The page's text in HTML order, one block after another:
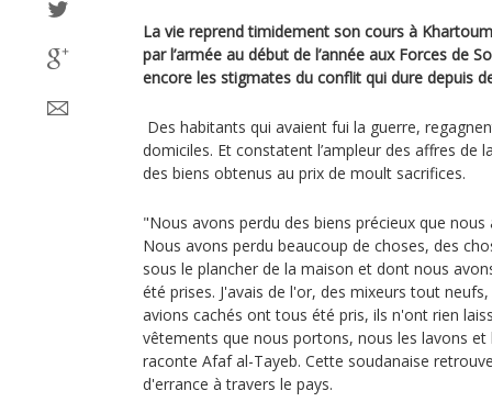
La vie reprend timidement son cours à
par l’armée au début de l’année aux Forces de
encore les stigmates du conflit qui dure depuis
Des habitants qui avaient fui la guerre,
domiciles. Et constatent l’ampleur des affres de
des biens obtenus au prix de moult sacrifices.
"Nous avons perdu des biens précieux que
Nous avons perdu beaucoup de choses, des
sous le plancher de la maison et dont nous
été prises. J'avais de l'or, des mixeurs tout
avions cachés ont tous été pris, ils n'ont rien
vêtements que nous portons, nous les lavons
raconte Afaf al-Tayeb. Cette soudanaise
d'errance à travers le pays.